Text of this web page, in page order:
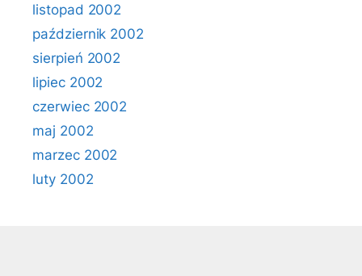
listopad 2002
październik 2002
sierpień 2002
lipiec 2002
czerwiec 2002
maj 2002
marzec 2002
luty 2002